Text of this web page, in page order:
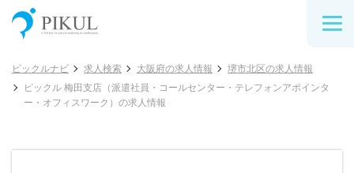
ピックルナビ 求人検索 大阪府の求人情報
堺市北区の求人情報
ピックル 梅田支店（派遣社員・コールセンター・テレフォンアポインタ
ー・オフィスワーク）の求人情報